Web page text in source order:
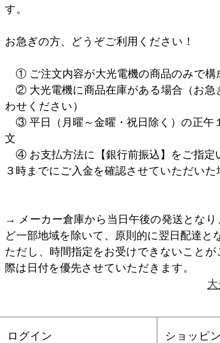
す。
お急ぎの方、どうぞご利用ください！
① ご注文内容が大光電機の商品のみで構
② 大光電機に商品在庫がある場合（お急
わせください）
③ 平日（月曜～金曜・祝日除く）の正午
文
④ お支払方法に【銀行前振込】をご指定
３時までにご入金を確認させていただいた
→ メーカー倉庫から当日午後の発送となり
ど一部地域を除いて、原則的に翌日配達と
ただし、時間指定をお受けできないこと
際は日付を優先させていただきます。
ログイン ショッピ